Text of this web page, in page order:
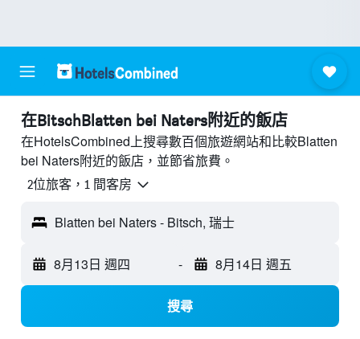
​在BitschBlatten bei Naters附近​的飯店
在HotelsCombined上搜尋數百個旅遊網站和比較Blatten
bei Naters附近的飯店，並節省旅費。
2位旅客，1 間客房
Blatten bei Naters - Bitsch, 瑞士
8月13日 週四 - 8月14日 週五
搜尋